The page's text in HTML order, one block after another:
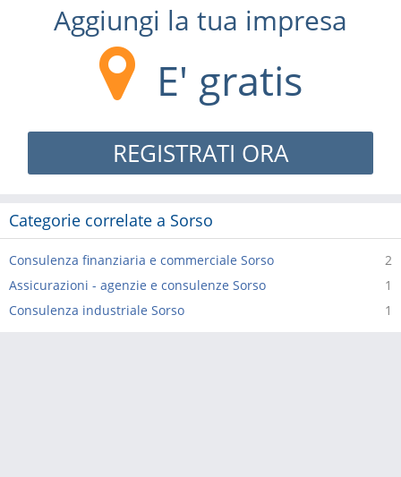
Aggiungi la tua impresa
E' gratis
REGISTRATI ORA
Categorie correlate a Sorso
2
Consulenza finanziaria e commerciale Sorso
1
Assicurazioni - agenzie e consulenze Sorso
1
Consulenza industriale Sorso